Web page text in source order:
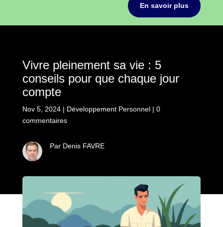
En savoir plus
Vivre pleinement sa vie : 5
conseils pour que chaque jour
compte
Nov 5, 2024| Développement Personnel| 0
commentaires
Par Denis FAVRE